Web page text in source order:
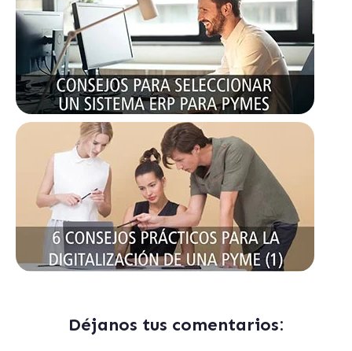
Déjanos tus comentarios: